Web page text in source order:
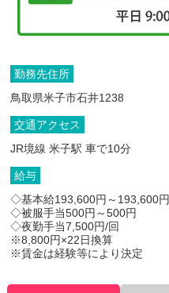
勤務先住所
鳥取県米子市石井1238
交通アクセス
JR境線 米子駅 車で10分
給与
◇基本給193,600円～193,600円
◇被服手当500円～500円
◇夜勤手当7,500円/回
※8,800円×22日換算
※賃金は経験等により決定